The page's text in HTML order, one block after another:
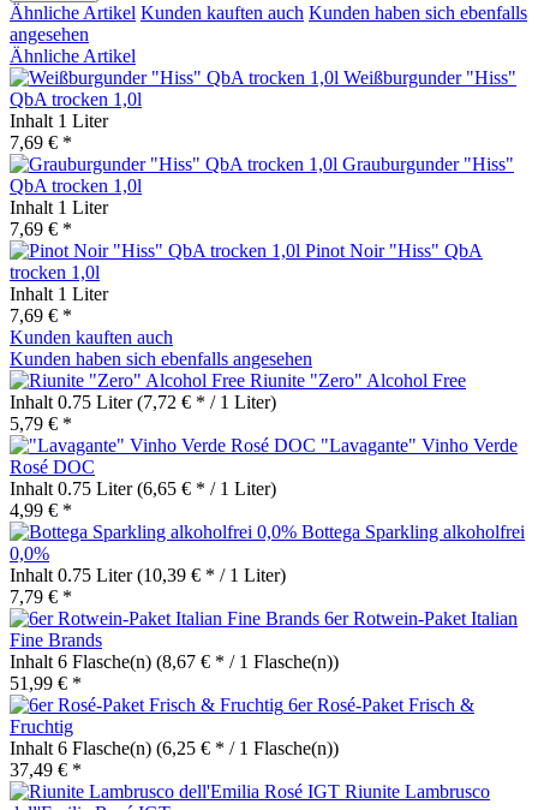
Ähnliche Artikel Kunden kauften auch Kunden haben sich ebenfalls
angesehen
Ähnliche Artikel
Weißburgunder "Hiss"
QbA trocken 1,0l
Inhalt 1 Liter
7,69 € *
Grauburgunder "Hiss"
QbA trocken 1,0l
Inhalt 1 Liter
7,69 € *
Pinot Noir "Hiss" QbA
trocken 1,0l
Inhalt 1 Liter
7,69 € *
Kunden kauften auch
Kunden haben sich ebenfalls angesehen
Riunite "Zero" Alcohol Free
Inhalt 0.75 Liter(7,72 € * / 1 Liter)
5,79 € *
"Lavagante" Vinho Verde
Rosé DOC
Inhalt 0.75 Liter(6,65 € * / 1 Liter)
4,99 € *
Bottega Sparkling alkoholfrei
0,0%
Inhalt 0.75 Liter(10,39 € * / 1 Liter)
7,79 € *
6er Rotwein-Paket Italian
Fine Brands
Inhalt 6 Flasche(n) (8,67 € * / 1 Flasche(n))
51,99 € *
6er Rosé-Paket Frisch &
Fruchtig
Inhalt 6 Flasche(n) (6,25 € * / 1 Flasche(n))
37,49 € *
Riunite Lambrusco